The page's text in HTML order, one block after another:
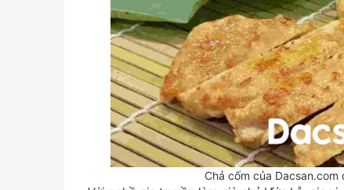
Chả cốm của